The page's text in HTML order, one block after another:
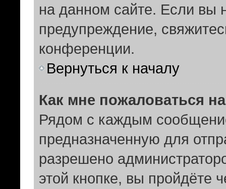
на данном сайте. Если вы
предупреждение,
конференции.
Вернуться к началу
Как мне пожаловаться
Рядом с каждым
предназначенную для
разрешено
этой кнопке, вы пройдёте